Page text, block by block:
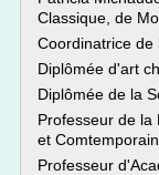
Classique, de
Coordinatrice de
Diplômée d'art
Diplômée de la
Professeur de la
et
Professeur